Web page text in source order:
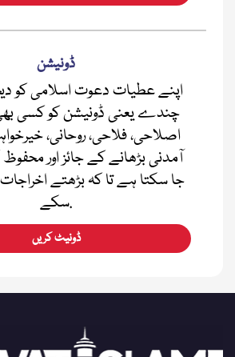
ڈونیشن
اپنے عطیات دعوت اسلامی کو
چندے یعنی ڈونیشن کو کسی بھی
اصلاحی، فلاحی، روحانی،
آمدنی بڑھانے کے جائز اور محفوظ
جا سکتا ہے تا کہ بڑھتے اخراجات
سکے.
ڈونیٹ کریں